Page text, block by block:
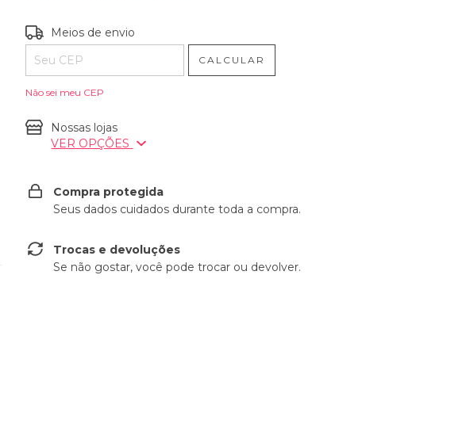
Entregas para o CEP:
Meios de envio
CALCULAR
Não sei meu CEP
Nossas lojas
VER OPÇÕES
Compra protegida
Seus dados cuidados durante toda a compra.
Trocas e devoluções
Se não gostar, você pode trocar ou devolver.